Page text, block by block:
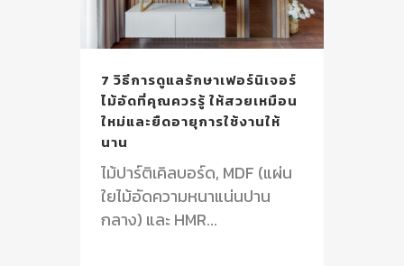
7 วิธีการดูแลรักษาเฟอร์นิเจอร์
ไม้อัดที่คุณควรรู้ ให้สวยเหมือน
ใหม่และยืดอายุการใช้งานให้
นาน
ไม้ปาร์ติเคิลบอร์ด, MDF (แผ่น
ใยไม้อัดความหนาแน่นปาน
กลาง) และ HMR...